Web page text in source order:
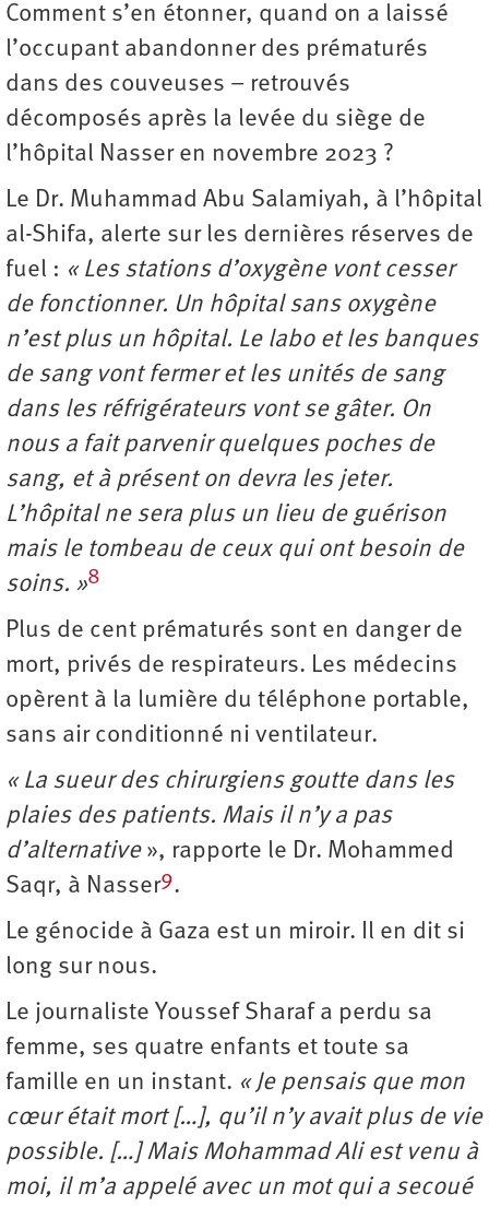
Comment s’en étonner, quand on a laissé
l’occupant abandonner des prématurés
dans des couveuses – retrouvés
décomposés après la levée du siège de
l’hôpital Nasser en novembre 2023 ?
Le Dr. Muhammad Abu Salamiyah, à l’hôpital
al-Shifa, alerte sur les dernières réserves de
fuel : « Les stations d’oxygène vont cesser
de fonctionner. Un hôpital sans oxygène
n’est plus un hôpital. Le labo et les banques
de sang vont fermer et les unités de sang
dans les réfrigérateurs vont se gâter. On
nous a fait parvenir quelques poches de
sang, et à présent on devra les jeter.
L’hôpital ne sera plus un lieu de guérison
mais le tombeau de ceux qui ont besoin de
soins. »8
Plus de cent prématurés sont en danger de
mort, privés de respirateurs. Les médecins
opèrent à la lumière du téléphone portable,
sans air conditionné ni ventilateur.
« La sueur des chirurgiens goutte dans les
plaies des patients. Mais il n’y a pas
d’alternative », rapporte le Dr. Mohammed
Saqr, à Nasser9.
Le génocide à Gaza est un miroir. Il en dit si
long sur nous.
Le journaliste Youssef Sharaf a perdu sa
femme, ses quatre enfants et toute sa
famille en un instant. « Je pensais que mon
cœur était mort […], qu’il n’y avait plus de vie
possible. […] Mais Mohammad Ali est venu à
moi, il m’a appelé avec un mot qui a secoué